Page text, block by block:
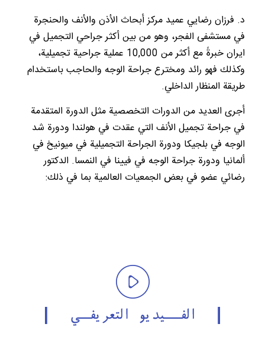
د. فرزان رضايي عميد مركز أبحاث الأذن والأنف والحنجرة
في مستشفى الفجر، وهو من بين أكثر جراحي التجميل في
ايران خبرةً مع أكثر من 10,000 عملية جراحية تجميلية،
وكذلك فهو رائد ومخترع جراحة الوجه والحاجب باستخدام
طريقة المنظار الداخلي.
أجرى العديد من الدورات التخصصية مثل الدورة المتقدمة
في جراحة تجميل الأنف التي عقدت في هولندا ودورة شد
الوجه في بلجيكا ودورة الجراحة التجميلية في ميونيخ في
ألمانيا ودورة جراحة الوجه في فيينا في النمسا. الدكتور
رضائي عضو في بعض الجمعيات العالمية بما في ذلك: